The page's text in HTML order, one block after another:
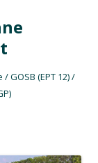
GOSB (EPT 12) /